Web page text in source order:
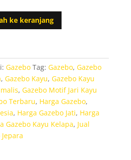
ke keranjang
Gazebo Tag: Gazebo, Gazebo
, Gazebo Kayu, Gazebo Kayu
, Gazebo Motif Jari Kayu
Terbaru, Harga Gazebo,
, Harga Gazebo Jati, Harga
Gazebo Kayu Kelapa, Jual